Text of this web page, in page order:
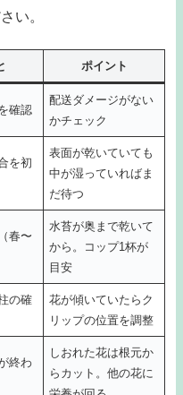
い。
ポイント
確認
配送ダメージがない
かチェック
を初
表面が乾いていても
中が湿っていればま
だ待つ
春〜
水苔が奥まで乾いて
から。コップ1杯が
目安
の確
花が傾いていたらク
リップの位置を調整
終わ
しおれた花は根元か
らカット。他の花に